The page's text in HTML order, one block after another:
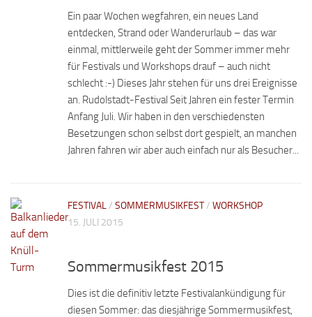
Ein paar Wochen wegfahren, ein neues Land
entdecken, Strand oder Wanderurlaub – das war
einmal, mittlerweile geht der Sommer immer mehr
für Festivals und Workshops drauf – auch nicht
schlecht :-) Dieses Jahr stehen für uns drei Ereignisse
an. Rudolstadt-Festival Seit Jahren ein fester Termin
Anfang Juli. Wir haben in den verschiedensten
Besetzungen schon selbst dort gespielt, an manchen
Jahren fahren wir aber auch einfach nur als Besucher...
FESTIVAL/ SOMMERMUSIKFEST/ WORKSHOP
15. JULI 2015
Sommermusikfest 2015
Dies ist die definitiv letzte Festivalankündigung für
diesen Sommer: das diesjährige Sommermusikfest,